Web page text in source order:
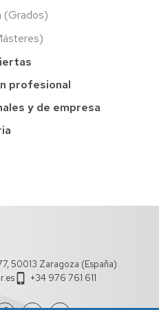
(Grados)
profesional
y de empresa
50013 Zaragoza (España)
+34 976 761 611